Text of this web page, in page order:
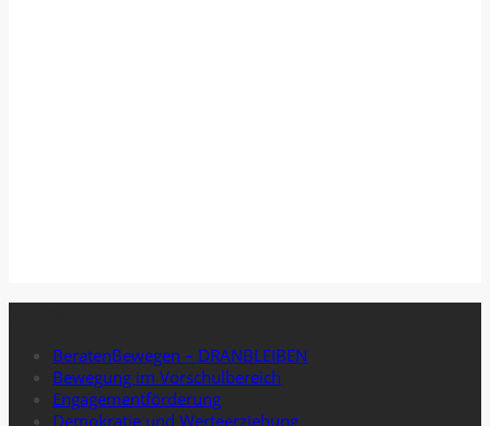
BeratenBewegen – DRANBLEIBEN
Bewegung im Vorschulbereich
Engagementförderung
Demokratie und Werteerziehung